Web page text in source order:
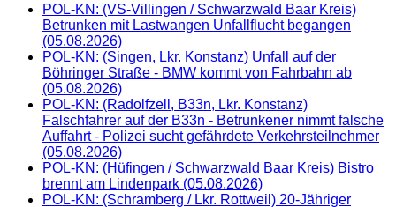
POL-KN: (VS-Villingen / Schwarzwald Baar Kreis)
Betrunken mit Lastwangen Unfallflucht begangen
(05.08.2026)
POL-KN: (Singen, Lkr. Konstanz) Unfall auf der
Böhringer Straße - BMW kommt von Fahrbahn ab
(05.08.2026)
POL-KN: (Radolfzell, B33n, Lkr. Konstanz)
Falschfahrer auf der B33n - Betrunkener nimmt falsche
Auffahrt - Polizei sucht gefährdete Verkehrsteilnehmer
(05.08.2026)
POL-KN: (Hüfingen / Schwarzwald Baar Kreis) Bistro
brennt am Lindenpark (05.08.2026)
POL-KN: (Schramberg / Lkr. Rottweil) 20-Jähriger